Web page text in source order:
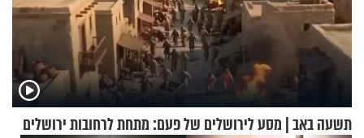
תשעה באב | מסע לירושלים של פעם: מתחת לרחובות ירושלים